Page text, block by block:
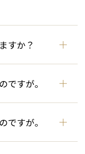
すか？
ですが。
ですが。